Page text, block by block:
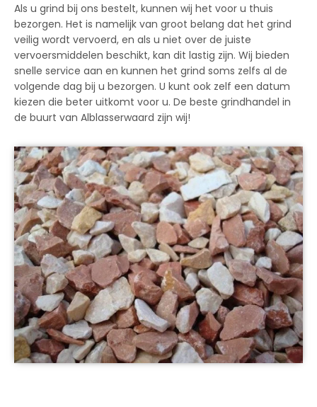
Als u grind bij ons bestelt, kunnen wij het voor u thuis
bezorgen. Het is namelijk van groot belang dat het grind
veilig wordt vervoerd, en als u niet over de juiste
vervoersmiddelen beschikt, kan dit lastig zijn. Wij bieden
snelle service aan en kunnen het grind soms zelfs al de
volgende dag bij u bezorgen. U kunt ook zelf een datum
kiezen die beter uitkomt voor u. De beste grindhandel in
de buurt van Alblasserwaard zijn wij!